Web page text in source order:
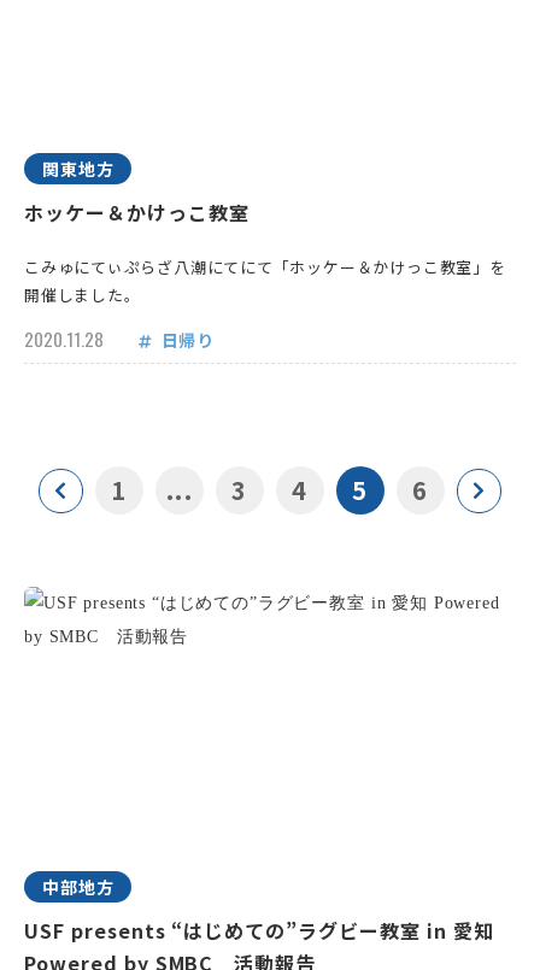
関東地方
ホッケー＆かけっこ教室
こみゅにてぃぷらざ八潮にてにて「ホッケー＆かけっこ教室」を
開催しました。
2020.11.28 日帰り
1 ... 3 4 5 6
中部地方
USF presents “はじめての”ラグビー教室 in 愛知
Powered by SMBC 活動報告